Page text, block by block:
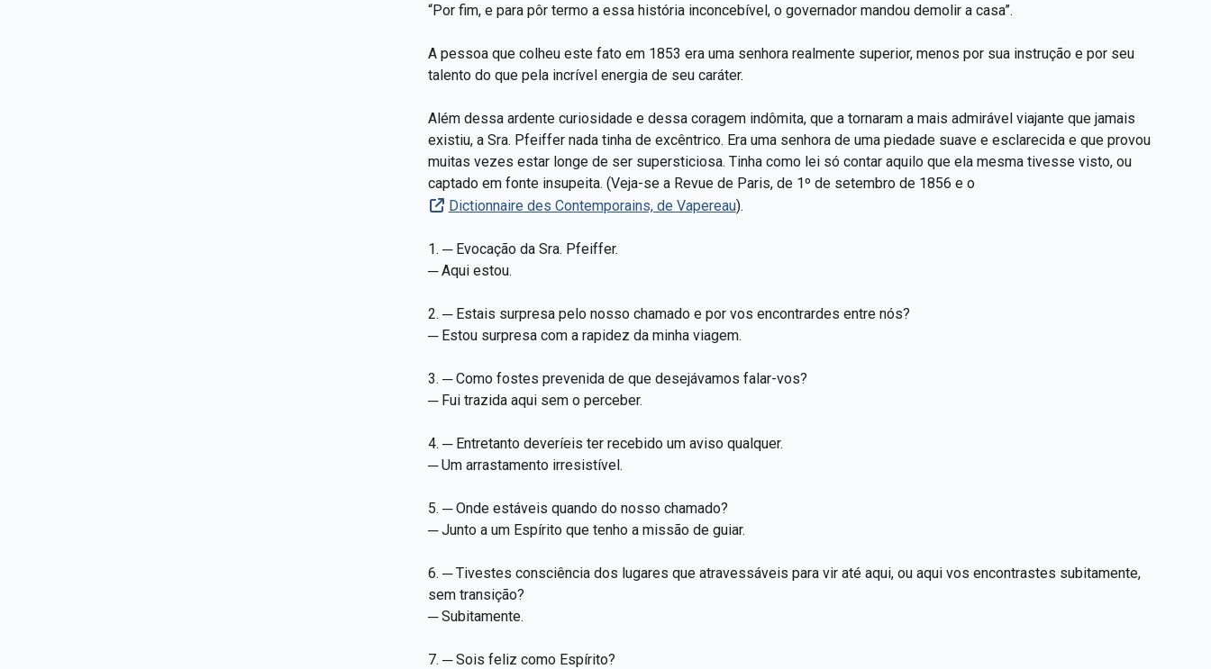
“Por fim, e para pôr termo a essa história inconcebível, o governador mandou demolir a casa”.
A pessoa que colheu este fato em 1853 era uma senhora realmente superior, menos por sua instrução e por seu
talento do que pela incrível energia de seu caráter.
Além dessa ardente curiosidade e dessa coragem indômita, que a tornaram a mais admirável viajante que jamais
existiu, a Sra. Pfeiffer nada tinha de excêntrico. Era uma senhora de uma piedade suave e esclarecida e que provou
muitas vezes estar longe de ser supersticiosa. Tinha como lei só contar aquilo que ela mesma tivesse visto, ou
captado em fonte insupeita. (Veja-se a Revue de Paris, de 1º de setembro de 1856 e o
Dictionnaire des Contemporains, de Vapereau).
1. ─ Evocação da Sra. Pfeiffer.
─ Aqui estou.
2. ─ Estais surpresa pelo nosso chamado e por vos encontrardes entre nós?
─ Estou surpresa com a rapidez da minha viagem.
3. ─ Como fostes prevenida de que desejávamos falar-vos?
─ Fui trazida aqui sem o perceber.
4. ─ Entretanto deveríeis ter recebido um aviso qualquer.
─ Um arrastamento irresistível.
5. ─ Onde estáveis quando do nosso chamado?
─ Junto a um Espírito que tenho a missão de guiar.
6. ─ Tivestes consciência dos lugares que atravessáveis para vir até aqui, ou aqui vos encontrastes subitamente,
sem transição?
─ Subitamente.
7. ─ Sois feliz como Espírito?